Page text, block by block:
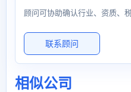
顾问可协助确认行业、资质、
联系顾问
相似公司